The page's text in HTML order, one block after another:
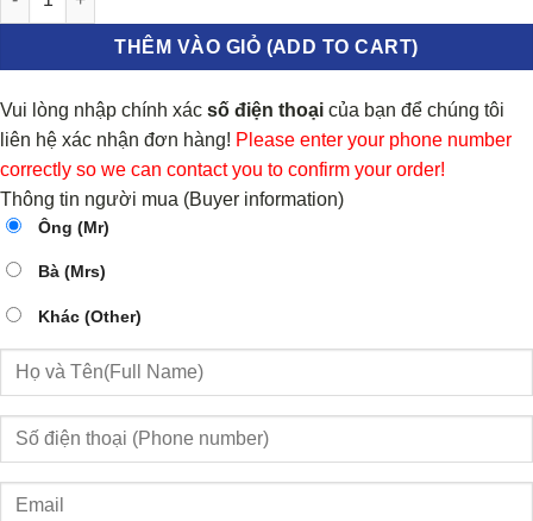
THÊM VÀO GIỎ (ADD TO CART)
Vui lòng nhập chính xác số điện thoại của bạn để chúng tôi
liên hệ xác nhận đơn hàng! Please enter your phone number
correctly so we can contact you to confirm your order!
Thông tin người mua (Buyer information)
Ông (Mr)
Bà (Mrs)
Khác (Other)